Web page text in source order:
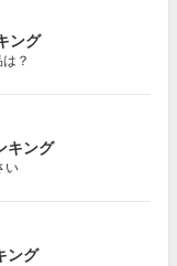
ング
？
キング
い
ング